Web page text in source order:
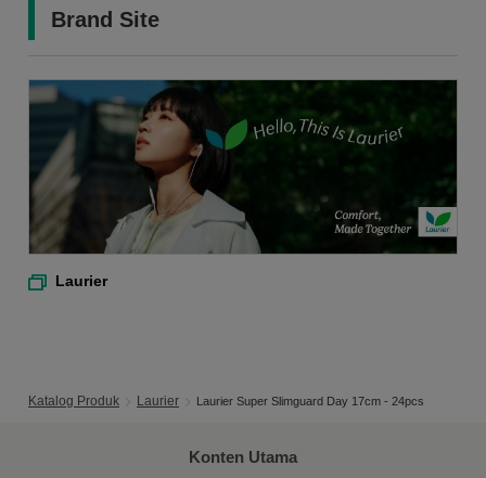
Brand Site
Laurier
Katalog Produk Laurier Laurier Super Slimguard Day 17cm - 24pcs
Konten Utama